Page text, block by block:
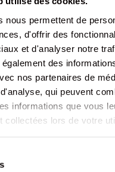
nous permettent de
d'offrir des
et d'analyser notre
également des
nos partenaires de
qui peuvent
informations que vous
collectées lors de votre
Livraison rapide et